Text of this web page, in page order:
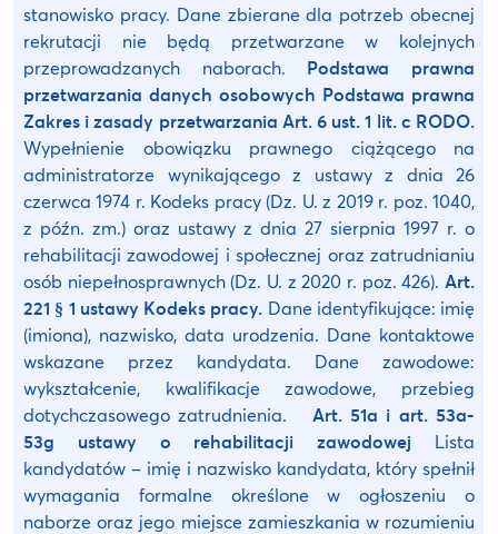
stanowisko pracy. Dane zbierane dla potrzeb obecnej
rekrutacji nie będą przetwarzane w kolejnych
przeprowadzanych naborach. Podstawa prawna
przetwarzania danych osobowych Podstawa prawna
Zakres i zasady przetwarzania Art. 6 ust. 1 lit. c RODO.
Wypełnienie obowiązku prawnego ciążącego na
administratorze wynikającego z ustawy z dnia 26
czerwca 1974 r. Kodeks pracy (Dz. U. z 2019 r. poz. 1040,
z późn. zm.) oraz ustawy z dnia 27 sierpnia 1997 r. o
rehabilitacji zawodowej i społecznej oraz zatrudnianiu
osób niepełnosprawnych (Dz. U. z 2020 r. poz. 426). Art.
221 § 1 ustawy Kodeks pracy. Dane identyfikujące: imię
(imiona), nazwisko, data urodzenia. Dane kontaktowe
wskazane przez kandydata. Dane zawodowe:
wykształcenie, kwalifikacje zawodowe, przebieg
dotychczasowego zatrudnienia. Art. 51a i art. 53a-
53g ustawy o rehabilitacji zawodowej Lista
kandydatów – imię i nazwisko kandydata, który spełnił
wymagania formalne określone w ogłoszeniu o
naborze oraz jego miejsce zamieszkania w rozumieniu